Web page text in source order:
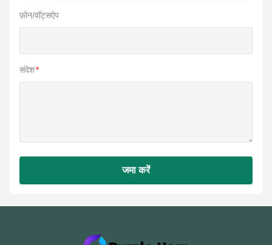
फ़ोन/वॉट्सऐप
संदेश*
जमा करें